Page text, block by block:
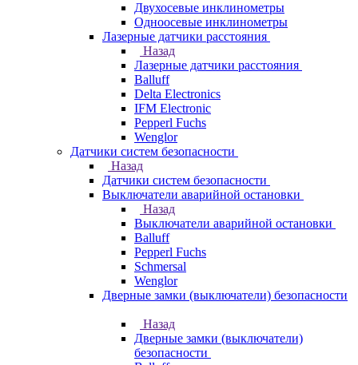
Двухосевые инклинометры
Одноосевые инклинометры
Лазерные датчики расстояния
Назад
Лазерные датчики расстояния
Balluff
Delta Electronics
IFM Electronic
Pepperl Fuchs
Wenglor
Датчики систем безопасности
Назад
Датчики систем безопасности
Выключатели аварийной остановки
Назад
Выключатели аварийной остановки
Balluff
Pepperl Fuchs
Schmersal
Wenglor
Дверные замки (выключатели) безопасности
Назад
Дверные замки (выключатели)
безопасности